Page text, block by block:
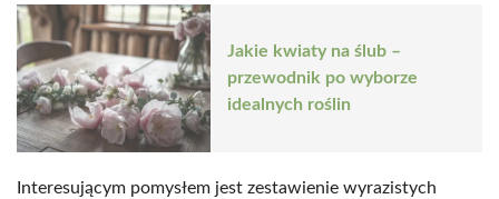
Jakie kwiaty na ślub –
przewodnik po wyborze
idealnych roślin
Interesującym pomysłem jest zestawienie wyrazistych